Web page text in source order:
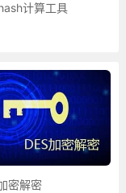
计算工具
密解密